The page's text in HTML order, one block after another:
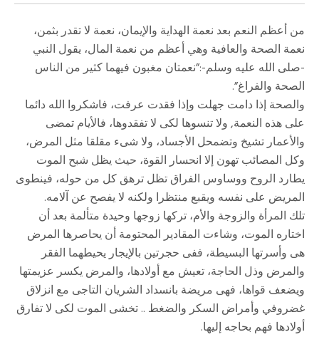
من أعظم النعم بعد نعمة الهداية والإيمان، نعمة لا تقدر بثمن،
نعمة الصحة والعافية وهي أعظم من نعمة المال، يقول النبي
-صلى الله عليه وسلم-:”نعمتان مغبون فيهما كثير من الناس
الصحة والفراغ”.
والصحة إذا دامت جهلت وإذا فقدت عرفت، فاشكروا الله دائما
على هذه النعمة, ولا تنسوها لكى لا تفقدوها، فالأيام تمضى
والأعمار تشيخ وتضمحل الأجساد، ولا شىء مقلقا مثل المرض،
وكل المصائب تهون إلا انحسار القوة، حيث يظل شبح الموت
يطارد الروح ووساوس الفراق تظل ترهق كل من حوله، فينطوى
المريض على نفسه ويقبع منتظرا ولكنه لا يفصح عن آلامه.
تلك المرأة والزوجة والأم، تركها زوجها وحيدة متألمة بعد أن
اختاره الموت، وشاءت المقادير المحتومة أن يحاصرها المرض
هى وأسرتها البسيطة، ففى حجرتين بالإيجار يحيطهما الفقر
والمرض وذل الحاجة، تعيش مع أولادها، والمرض يكسر عزيمتها
ويضعف قواها، فهى مريضة بانسداد الشريان التاجى مع انزلاق
غضروفي وأمراض السكر والضغط .. تخشى الموت لكى لا تفارق
أولادها فهم بحاجه إليها.